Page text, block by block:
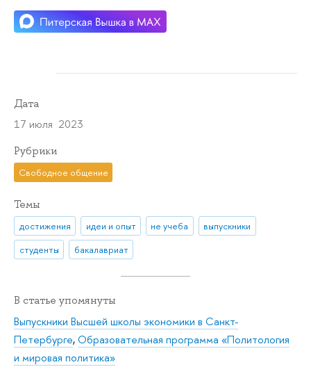
Дата
17 июля 2023
Рубрики
Свободное общение
Темы
достижения идеи и опыт не учеба
выпускники
студенты
бакалавриат
В статье упомянуты
Выпускники Высшей школы экономики в Санкт-
Петербурге,Образовательная программа «Политология
и мировая политика»